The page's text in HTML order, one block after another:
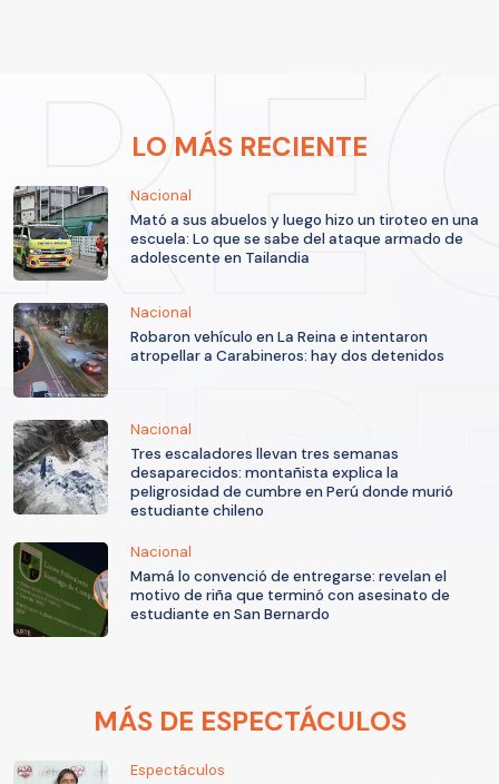
LO MÁS RECIENTE
Nacional
Mató a sus abuelos y luego hizo un tiroteo en una
escuela: Lo que se sabe del ataque armado de
adolescente en Tailandia
Nacional
Robaron vehículo en La Reina e intentaron
atropellar a Carabineros: hay dos detenidos
Nacional
Tres escaladores llevan tres semanas
desaparecidos: montañista explica la
peligrosidad de cumbre en Perú donde murió
estudiante chileno
Nacional
Mamá lo convenció de entregarse: revelan el
motivo de riña que terminó con asesinato de
estudiante en San Bernardo
MÁS DE ESPECTÁCULOS
Espectáculos